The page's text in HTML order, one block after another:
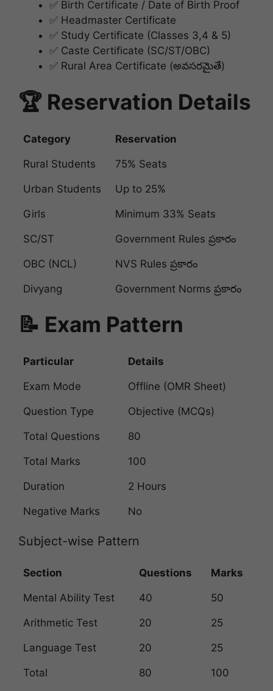
✅ Birth Certificate / Date of Birth Proof
✅ Headmaster Certificate
✅ Study Certificate (Classes 3,4 & 5)
✅ Caste Certificate (SC/ST/OBC)
✅ Rural Area Certificate (అవసరమైతే)
🏆 Reservation Details
Category Reservation
Rural Students 75% Seats
Urban Students Up to 25%
Girls Minimum 33% Seats
SC/ST Government Rules ప్రకారం
OBC (NCL) NVS Rules ప్రకారం
Divyang Government Norms ప్రకారం
📝 Exam Pattern
Particular Details
Exam Mode Offline (OMR Sheet)
Question Type Objective (MCQs)
Total Questions 80
Total Marks 100
Duration 2 Hours
Negative Marks No
Subject-wise Pattern
Section Questions Marks
Mental Ability Test 40 50
Arithmetic Test 20 25
Language Test 20 25
Total 80 100